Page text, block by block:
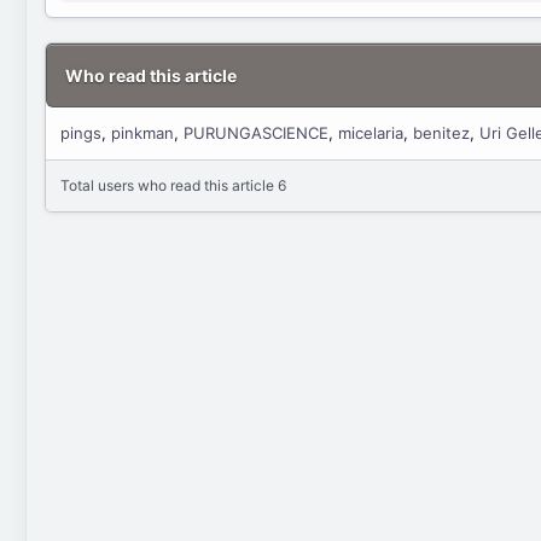
Who read this article
pings pinkman PURUNGASCIENCE micelaria benitez Uri
Total users who read this article 6